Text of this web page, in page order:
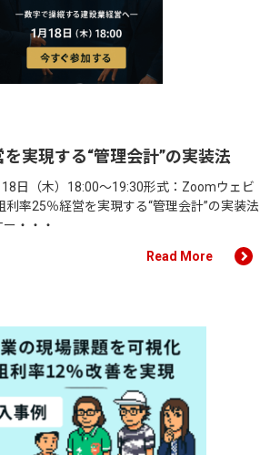
実現する“管理会計”の実装法
日（木）18:00〜19:30形式：Zoomウェビ
利率25％経営を実現する“管理会計”の実装法
・・・
Read More